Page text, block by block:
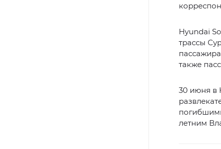
Hyundai
трассы
также
30 июня в
летним